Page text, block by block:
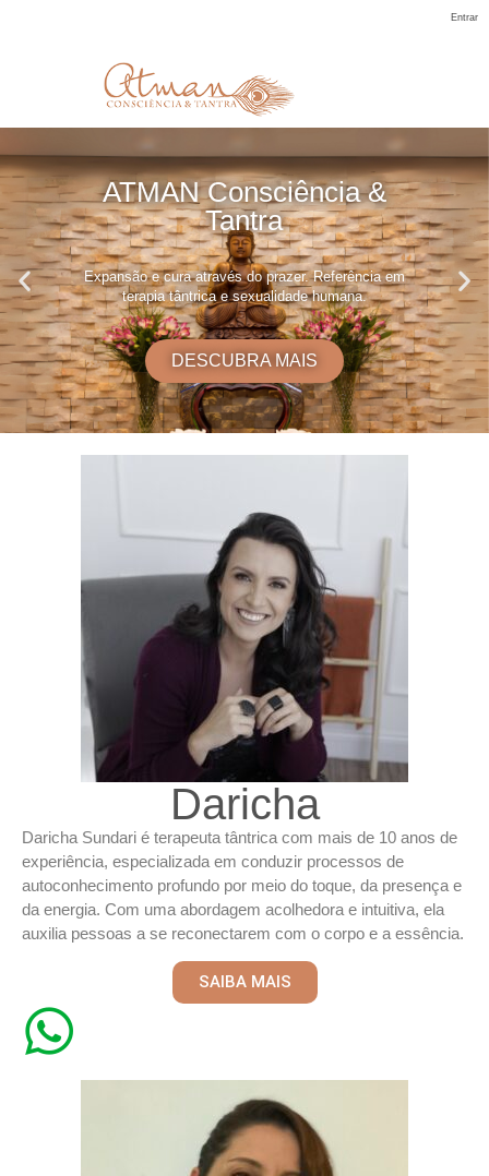
Entrar
ATMAN Consciência &
Tantra
Expansão e cura através do prazer. Referência em
terapia tântrica e sexualidade humana.
DESCUBRA MAIS
Daricha
Daricha Sundari é terapeuta tântrica com mais de 10 anos de
experiência, especializada em conduzir processos de
autoconhecimento profundo por meio do toque, da presença e
da energia. Com uma abordagem acolhedora e intuitiva, ela
auxilia pessoas a se reconectarem com o corpo e a essência.
SAIBA MAIS